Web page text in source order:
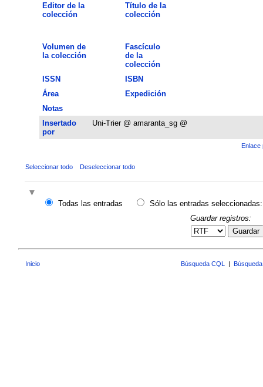
Editor de la
colección
Título de la
colección
Volumen de
la colección
Fascículo
de la
colección
ISSN
ISBN
Área
Expedición
Notas
Insertado
por
Uni-Trier @ amaranta_sg @
Enlace
Seleccionar todo Deseleccionar todo
Todas las entradas
Sólo las entradas seleccionadas:
Guardar registros:
Guardar
Inicio Búsqueda CQL